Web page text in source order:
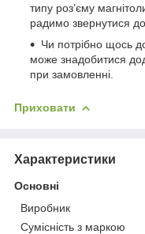
типу роз’єму
радимо звернутися
Чи потрібно щось
може знадобитися
при замовленні.
Приховати
Характеристики
Основні
Виробник
Сумісність з маркою